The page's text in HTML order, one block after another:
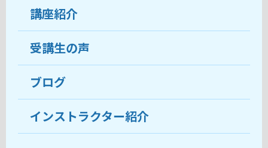
受講生の声
おすすめ・人気の講座
目的から講座を探す
教室ブログ
ココがおすすめ
料金
受講までの流れ
よくあるご質問
講座紹介
受講生の声
ブログ
インストラクター紹介